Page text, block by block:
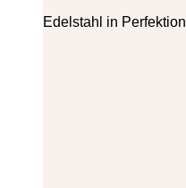
Edelstahl in Perfektion